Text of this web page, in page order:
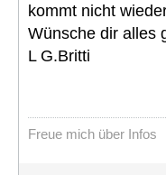
kommt nicht
Wünsche dir alles
L G.Britti
Freue mich über Infos